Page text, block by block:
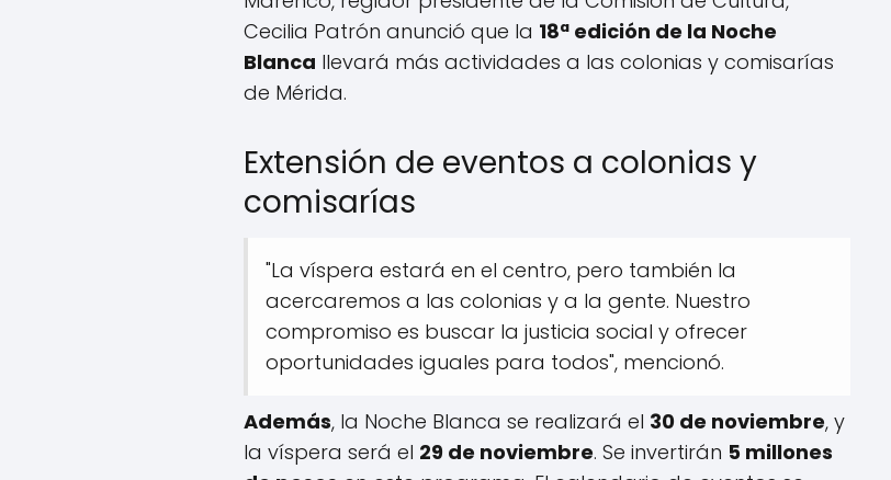
Cecilia Patrón anunció que la 18ª edición de la Noche
Blanca llevará más actividades a las colonias y comisarías
de Mérida.
Extensión de eventos a colonias y
comisarías
"La víspera estará en el centro, pero también la
acercaremos a las colonias y a la gente. Nuestro
compromiso es buscar la justicia social y ofrecer
oportunidades iguales para todos", mencionó.
Además, la Noche Blanca se realizará el 30 de noviembre, y
la víspera será el 29 de noviembre. Se invertirán 5 millones